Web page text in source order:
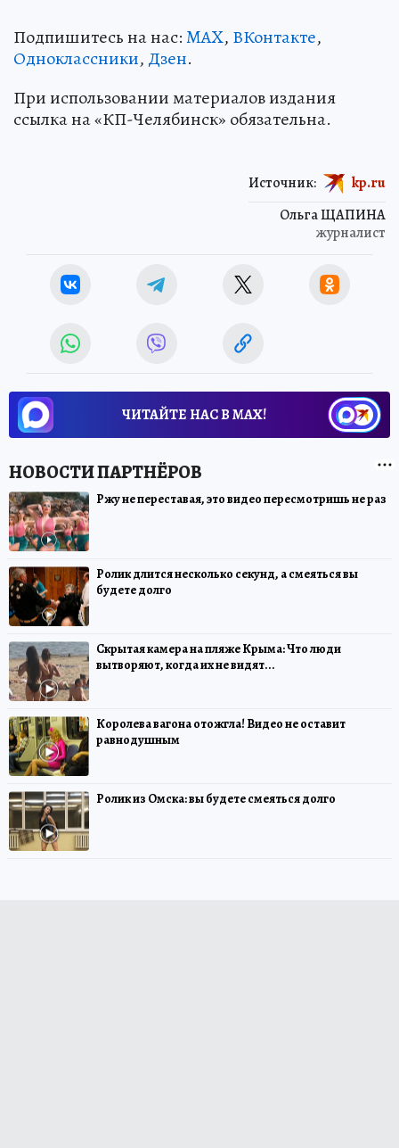
Подпишитесь на нас:MAX, ВКонтакте,
Одноклассники, Дзен.
При использовании материалов издания
ссылка на «КП-Челябинск» обязательна.
Ольга ЩАПИНА
журналист
Источник: kp.ru
ЧИТАЙТЕ НАС В МАХ!
Ржу не переставая, это видео пересмотришь не раз
Ролик длится несколько секунд, а смеяться вы
будете долго
Скрытая камера на пляже Крыма: Что люди
вытворяют, когда их не видят...
Королева вагона отожгла! Видео не оставит
равнодушным
Ролик из Омска: вы будете смеяться долго